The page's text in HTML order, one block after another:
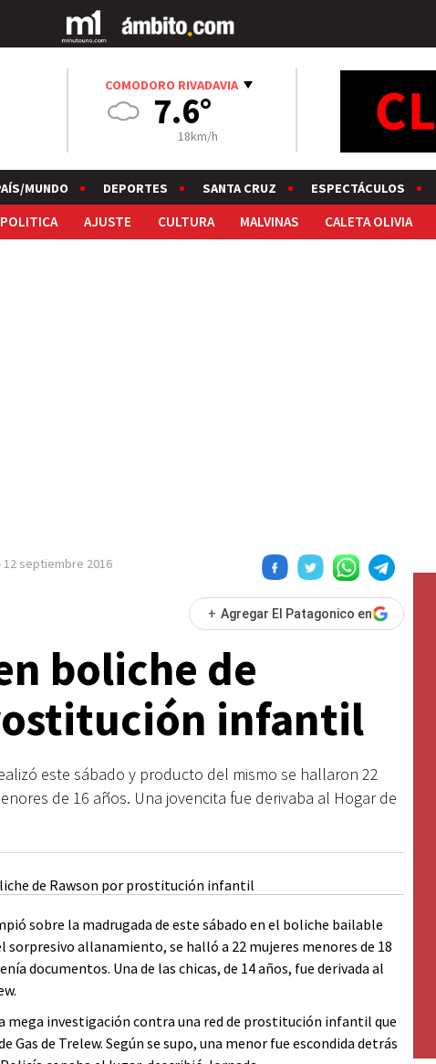
COMODORO RIVADAVIA
7.6°
18km/h
MUNDO DEPORTES SANTA CRUZ ESPECTÁCULOS
POLITICA AJUSTE CULTURA MALVINAS CALETA OLIVIA
12 septiembre 2016
+ Agregar El Patagonico en
boliche de
infantil
este sábado y producto del mismo se hallaron 22
de 16 años. Una jovencita fue derivaba al Hogar de
sobre la madrugada de este sábado en el boliche bailable
sorpresivo allanamiento, se halló a 22 mujeres menores de 18
documentos. Una de las chicas, de 14 años, fue derivada al
mega investigación contra una red de prostitución infantil que
de Trelew. Según se supo, una menor fue escondida detrás